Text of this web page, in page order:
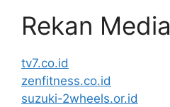
Rekan Media
tv7.co.id
zenfitness.co.id
suzuki-2wheels.or.id